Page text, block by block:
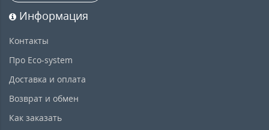
Информация
Контакты
Про Eco-system
Доставка и оплата
Возврат и обмен
Как заказать